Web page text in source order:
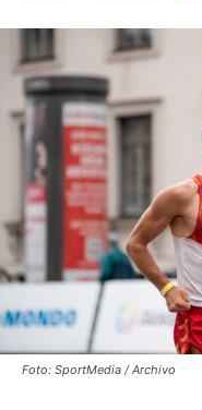
Foto: SportMedia / Archivo